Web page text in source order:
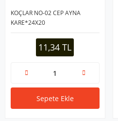
KOÇLAR NO-02 CEP AYNA
KARE*24X20
11,34 TL
Sepete Ekle